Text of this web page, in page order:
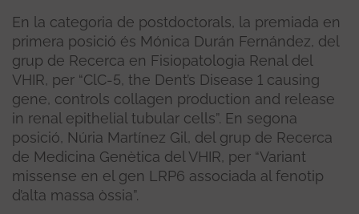
En la categoria de postdoctorals, la premiada en
primera posició és Mónica Durán Fernández, del
grup de Recerca en Fisiopatologia Renal del
VHIR, per “ClC-5, the Dent’s Disease 1 causing
gene, controls collagen production and release
in renal epithelial tubular cells”. En segona
posició, Núria Martínez Gil, del grup de Recerca
de Medicina Genètica del VHIR, per “Variant
missense en el gen LRP6 associada al fenotip
d’alta massa òssia”.